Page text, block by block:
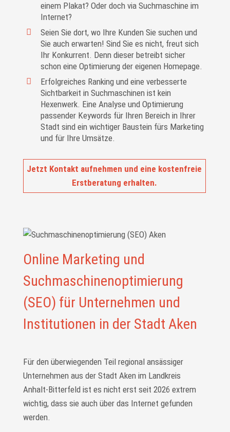
einem Plakat? Oder doch via Suchmaschine im
Internet?
Seien Sie dort, wo Ihre Kunden Sie suchen und
Sie auch erwarten! Sind Sie es nicht, freut sich
Ihr Konkurrent. Denn dieser betreibt sicher
schon eine Optimierung der eigenen Homepage.
Erfolgreiches Ranking und eine verbesserte
Sichtbarkeit in Suchmaschinen ist kein
Hexenwerk. Eine Analyse und Optimierung
passender Keywords für Ihren Bereich in Ihrer
Stadt sind ein wichtiger Baustein fürs Marketing
und für Ihre Umsätze.
Jetzt Kontakt aufnehmen und eine kostenfreie
Erstberatung erhalten.
Online Marketing und
Suchmaschinenoptimierung
(SEO) für Unternehmen und
Institutionen in der Stadt Aken
Für den überwiegenden Teil regional ansässiger
Unternehmen aus der Stadt Aken im Landkreis
Anhalt-Bitterfeld ist es nicht erst seit 2026 extrem
wichtig, dass sie auch über das Internet gefunden
werden.